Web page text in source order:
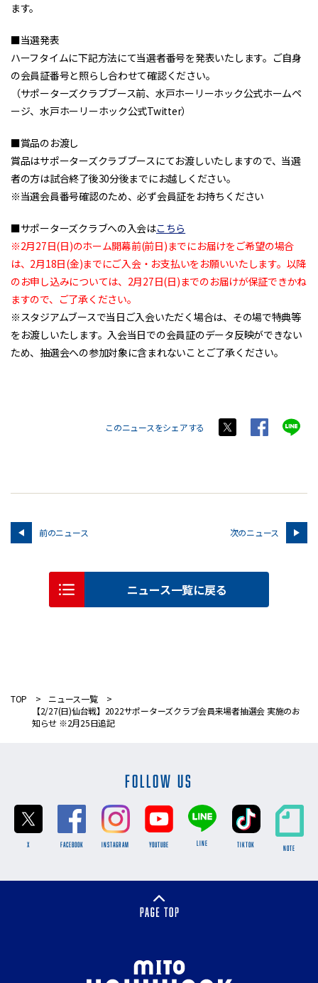
ます。
■当選発表
ハーフタイムに下記方法にて当選者番号を発表いたします。ご自身
の会員証番号と照らし合わせて確認ください。
（サポーターズクラブブース前、水戸ホーリーホック公式ホームペ
ージ、水戸ホーリーホック公式Twitter）
■賞品のお渡し
賞品はサポーターズクラブブースにてお渡しいたしますので、当選
者の方は試合終了後30分後までにお越しください。
※当選会員番号確認のため、必ず会員証をお持ちください
■サポーターズクラブへの入会はこちら
※2月27日(日)のホーム開幕前(前日)までにお届けをご希望の場合
は、2月18日(金)までにご入会・お支払いをお願いいたします。以降
のお申し込みについては、2月27日(日)までのお届けが保証できかね
ますので、ご了承ください。
※スタジアムブースで当日ご入会いただく場合は、その場で特典等
をお渡しいたします。入会当日での会員証のデータ反映ができない
ため、抽選会への参加対象に含まれないことご了承ください。
このニュースをシェアする
前のニュース 次のニュース
ニュース一覧に戻る
TOP
ニュース一覧
【2/27(日)仙台戦】2022サポーターズクラブ会員来場者抽選会 実施のお
知らせ ※2月25日追記
FOLLOW US
X FACEBOOK INSTAGRAM YOUTUBE LINE TikTok NOTE